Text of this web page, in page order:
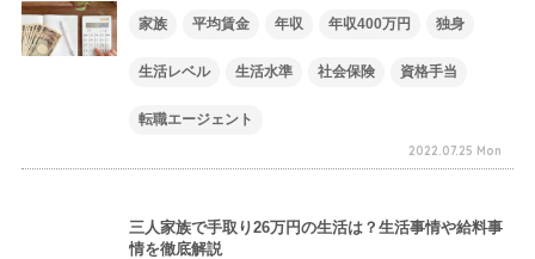
家族 平均賃金 年収 年収400万円 独身
生活レベル 生活水準 社会保険 資格手当
転職エージェント
2022.07.25 Mon
三人家族で手取り26万円の生活は？生活事情や給料事
情を徹底解説